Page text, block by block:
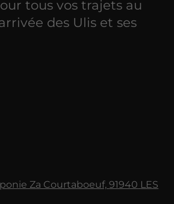
Za Courtaboeuf, 91940 LES
tous vos trajets au
des Ulis et ses